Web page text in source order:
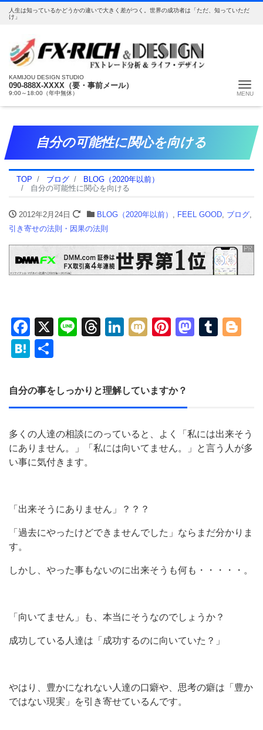
人生は知っているかどうかの違いで大きく差がつく。世界の成功者は「ただ、知っていただ
け」
KAMIJOU DESIGN STUDIO
090-888X-XXXX（要・事前メール）
9:00～18:00（年中無休）
自分の可能性に関心を向ける
TOP ブログ
BLOG（2020年以前）
自分の可能性に関心を向ける
2012年2月24日 BLOG（2020年以前） , FEEL GOOD, ブログ,
引き寄せの法則・因果の法則
Facebook
X LineThreads
LinkedIn
MixiPinterest
Hatena
自分の事をしっかりと理解していますか？
多くの人達の相談にのっていると、よく「私には出来そう
にありません。」「私には向いてません。」と言う人が多
い事に気付きます。
「出来そうにありません」？？？
「過去にやったけどできませんでした」ならまだ分かりま
す。
しかし、やった事もないのに出来そうも何も・・・・・。
「向いてません」も、本当にそうなのでしょうか？
成功している人達は「成功するのに向いていた？」
やはり、豊かになれない人達の口癖や、思考の癖は「豊か
ではない現実」を引き寄せているんです。